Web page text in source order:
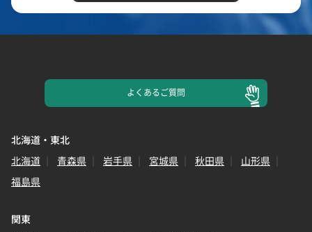
よくあるご質問
北海道・東北
北海道
青森県 岩手県 宮城県 秋田県
山形県
福島県
関東